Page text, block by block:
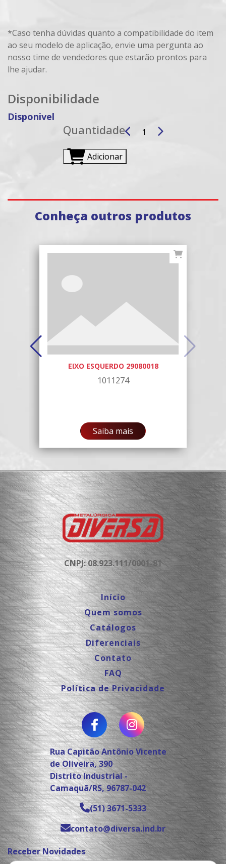
*Caso tenha dúvidas quanto a compatibilidade do item
ao seu modelo de aplicação, envie uma pergunta ao
nosso time de vendedores que estarão prontos para
lhe ajudar.
Disponibilidade
Disponivel
Quantidade
Adicionar
Conheça outros produtos
EIXO ESQUERDO 29080018
1011274
Saiba mais
CNPJ: 08.923.111/0001-81
Início
Quem somos
Catálogos
Diferenciais
Contato
FAQ
Política de Privacidade
Rua Capitão Antônio Vicente
de Oliveira, 390
Distrito Industrial -
Camaquã/RS, 96787-042
(51) 3671-5333
contato@diversa.ind.br
Receber Novidades